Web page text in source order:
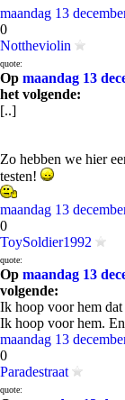
maandag 13
0
Nottheviolin
quote:
Op maandag 13
het volgende:
[..]
Zo hebben we hier
testen!
maandag 13
0
ToySoldier1992
quote:
Op maandag 13
volgende:
Ik hoop voor hem
Ik hoop voor hem.
maandag 13
0
Paradestraat
quote: